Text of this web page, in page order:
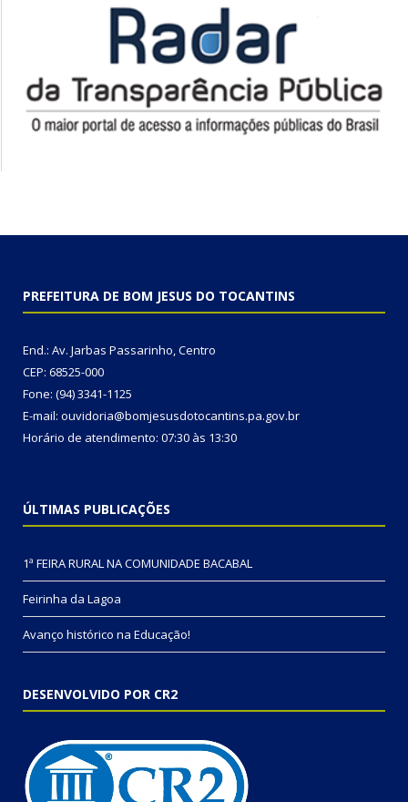
PREFEITURA DE BOM JESUS DO TOCANTINS
End.: Av. Jarbas Passarinho, Centro
CEP: 68525-000
Fone: (94) 3341-1125
E-mail: ouvidoria@bomjesusdotocantins.pa.gov.br
Horário de atendimento: 07:30 às 13:30
ÚLTIMAS PUBLICAÇÕES
1ª FEIRA RURAL NA COMUNIDADE BACABAL
Feirinha da Lagoa
Avanço histórico na Educação!
DESENVOLVIDO POR CR2